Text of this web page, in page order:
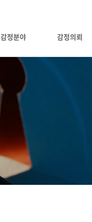
감정분야 감정의뢰